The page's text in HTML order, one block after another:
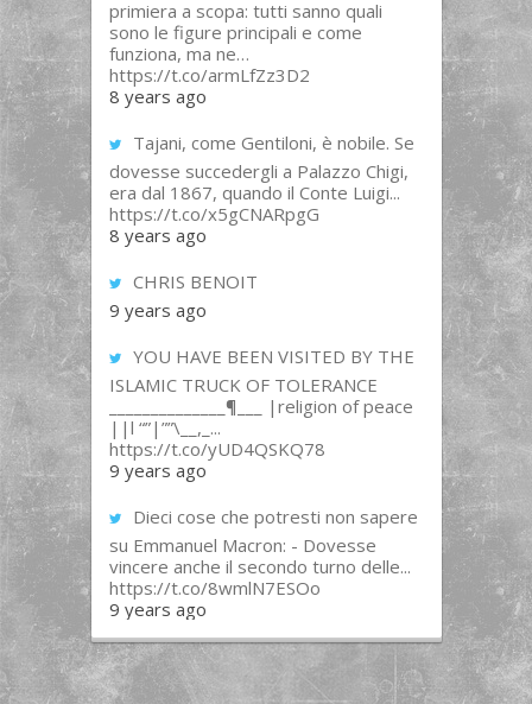
primiera a scopa: tutti sanno quali
sono le figure principali e come
funziona, ma ne…
https://t.co/armLfZz3D2
8 years ago
Tajani, come Gentiloni, è nobile. Se
dovesse succedergli a Palazzo Chigi,
era dal 1867, quando il Conte Luigi...
https://t.co/x5gCNARpgG
8 years ago
CHRIS BENOIT
9 years ago
YOU HAVE BEEN VISITED BY THE
ISLAMIC TRUCK OF TOLERANCE
______________¶___ |religion of peace
||l “”|””\__,_...
https://t.co/yUD4QSKQ78
9 years ago
Dieci cose che potresti non sapere
su Emmanuel Macron: - Dovesse
vincere anche il secondo turno delle...
https://t.co/8wmlN7ESOo
9 years ago